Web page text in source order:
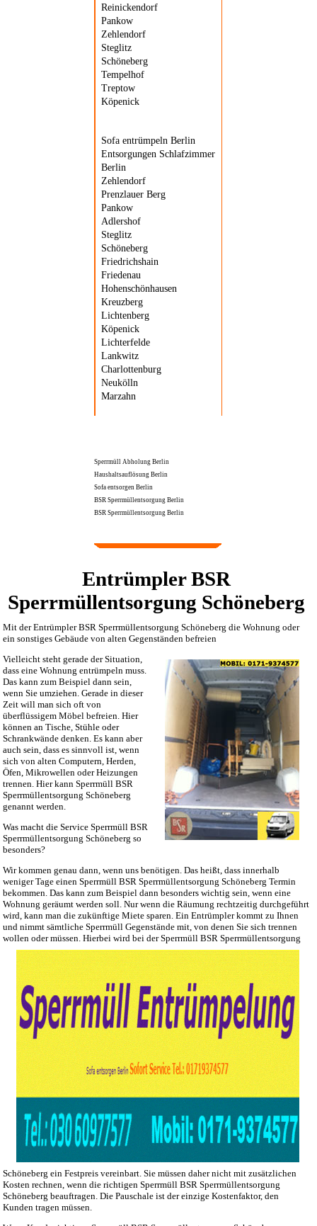
Reinickendorf
Pankow
Zehlendorf
Steglitz
Schöneberg
Tempelhof
Treptow
Köpenick
Sofa entrümpeln Berlin
Entsorgungen Schlafzimmer
Berlin
Zehlendorf
Prenzlauer Berg
Pankow
Adlershof
Steglitz
Schöneberg
Friedrichshain
Friedenau
Hohenschönhausen
Kreuzberg
Lichtenberg
Köpenick
Lichterfelde
Lankwitz
Charlottenburg
Neukölln
Marzahn
Sperrmüll Abholung Berlin
Haushaltsauflösung Berlin
Sofa entsorgen Berlin
BSR Sperrmüllentsorgung Berlin
BSR Sperrmüllentsorgung Berlin
Entrümpler BSR
Sperrmüllentsorgung Schöneberg
Mit der Entrümpler BSR Sperrmüllentsorgung Schöneberg die Wohnung oder
ein sonstiges Gebäude von alten Gegenständen befreien
Vielleicht steht gerade der Situation,
dass eine Wohnung entrümpeln muss.
Das kann zum Beispiel dann sein,
wenn Sie umziehen. Gerade in dieser
Zeit will man sich oft von
überflüssigem Möbel befreien. Hier
können an Tische, Stühle oder
Schrankwände denken. Es kann aber
auch sein, dass es sinnvoll ist, wenn
sich von alten Computern, Herden,
Öfen, Mikrowellen oder Heizungen
trennen. Hier kann Sperrmüll BSR
Sperrmüllentsorgung Schöneberg
genannt werden.
Was macht die Service Sperrmüll BSR
Sperrmüllentsorgung Schöneberg so
besonders?
Wir kommen genau dann, wenn uns benötigen. Das heißt, dass innerhalb
weniger Tage einen Sperrmüll BSR Sperrmüllentsorgung Schöneberg Termin
bekommen. Das kann zum Beispiel dann besonders wichtig sein, wenn eine
Wohnung geräumt werden soll. Nur wenn die Räumung rechtzeitig durchgeführt
wird, kann man die zukünftige Miete sparen. Ein Entrümpler kommt zu Ihnen
und nimmt sämtliche Sperrmüll Gegenstände mit, von denen Sie sich trennen
wollen oder müssen. Hierbei wird bei der Sperrmüll BSR Sperrmüllentsorgung
Schöneberg ein Festpreis vereinbart. Sie müssen daher nicht mit zusätzlichen
Kosten rechnen, wenn die richtigen Sperrmüll BSR Sperrmüllentsorgung
Schöneberg beauftragen. Die Pauschale ist der einzige Kostenfaktor, den
Kunden tragen müssen.